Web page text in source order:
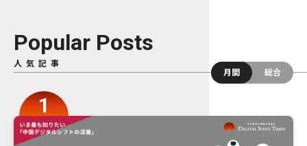
Popular Posts
人気記事
月間
総合